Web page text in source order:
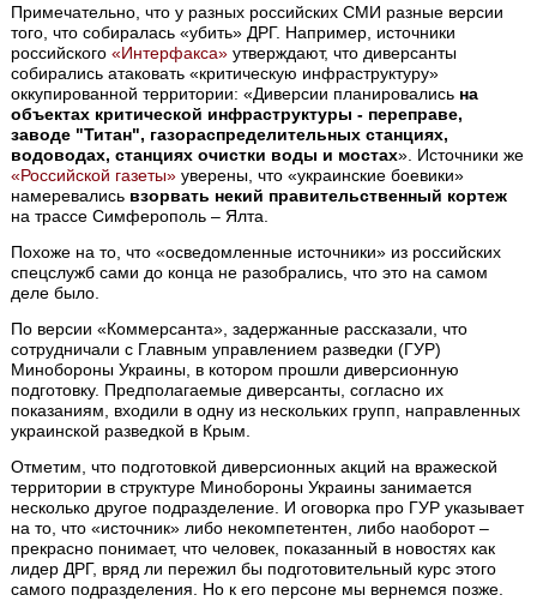
Примечательно, что у разных российских СМИ разные версии
того, что собиралась «убить» ДРГ. Например, источники
российского«Интерфакса» утверждают, что диверсанты
собирались атаковать «критическую инфраструктуру»
оккупированной территории: «Диверсии планировались на
объектах критической инфраструктуры - переправе,
заводе "Титан", газораспределительных станциях,
водоводах, станциях очистки воды и мостах». Источники же
«Российской газеты» уверены, что «украинские боевики»
намеревались взорвать некий правительственный кортеж
на трассе Симферополь – Ялта.
Похоже на то, что «осведомленные источники» из российских
спецслужб сами до конца не разобрались, что это на самом
деле было.
По версии «Коммерсанта», задержанные рассказали, что
сотрудничали с Главным управлением разведки (ГУР)
Минобороны Украины, в котором прошли диверсионную
подготовку. Предполагаемые диверсанты, согласно их
показаниям, входили в одну из нескольких групп, направленных
украинской разведкой в Крым.
Отметим, что подготовкой диверсионных акций на вражеской
территории в структуре Минобороны Украины занимается
несколько другое подразделение. И оговорка про ГУР указывает
на то, что «источник» либо некомпетентен, либо наоборот –
прекрасно понимает, что человек, показанный в новостях как
лидер ДРГ, вряд ли пережил бы подготовительный курс этого
самого подразделения. Но к его персоне мы вернемся позже.